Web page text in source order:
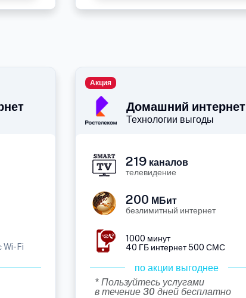
Wi-Fi
Домашний интернет
Технологии выгоды
Акция
219 каналов
телевидение
200 МБит
безлимитный интернет
1000 минут
40 ГБ интернет 500 СМС
по акции выгоднее
* Пользуйтесь услугами
в течение 30 дней бесплатно